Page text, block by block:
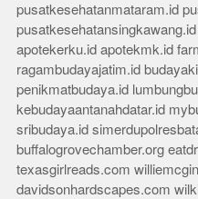
pusatkesehatanmataram.id
pusatkesehatansingkawang.id
apotekerku.id apotekmk.id
ragambudayajatim.id
penikmatbudaya.id
kebudayaantanahdatar.id
sribudaya.id
buffalogrovechamber.org
texasgirlreads.com
davidsonhardscapes.com